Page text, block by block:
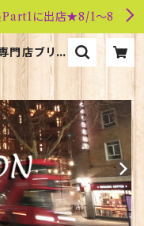
Part1に出店★8/1～8
門店ブリテ